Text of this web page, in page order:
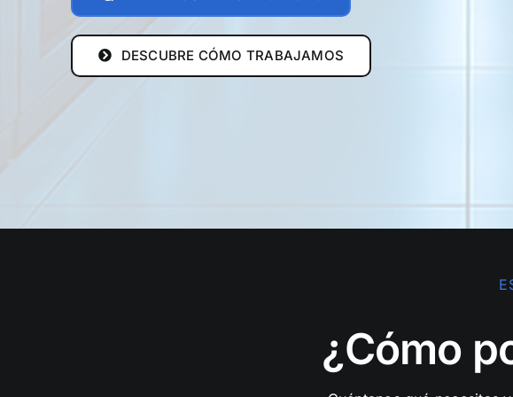
DESCUBRE CÓMO TRABAJAMOS
¿Cómo